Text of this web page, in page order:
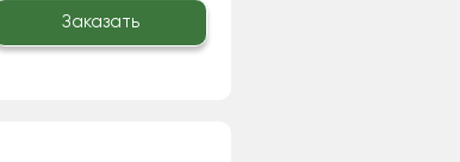
Заказать